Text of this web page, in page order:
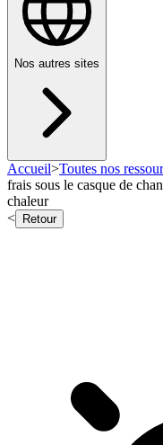
Nos autres sites
Accueil>Toutes nos
frais sous le casque de
chaleur
<
Retour